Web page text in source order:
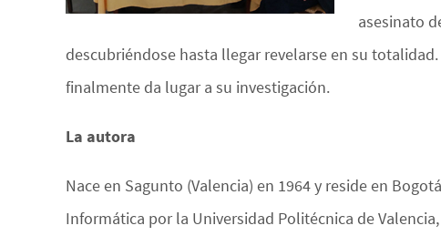
asesinato
descubriéndose hasta llegar revelarse en su
finalmente da lugar a su investigación.
La autora
Nace en Sagunto (Valencia) en 1964 y reside en
Informática por la Universidad Politécnica de